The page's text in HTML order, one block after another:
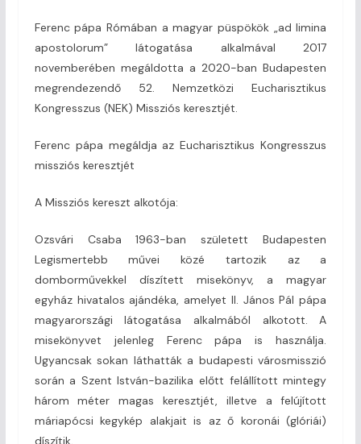
Ferenc pápa Rómában a magyar püspökök „ad limina
apostolorum” látogatása alkalmával 2017
novemberében megáldotta a 2020-ban Budapesten
megrendezendő 52. Nemzetközi Eucharisztikus
Kongresszus (NEK) Missziós keresztjét.
Ferenc pápa megáldja az Eucharisztikus Kongresszus
missziós keresztjét
A Missziós kereszt alkotója:
Ozsvári Csaba 1963-ban született Budapesten
Legismertebb művei közé tartozik az a
domborművekkel díszített misekönyv, a magyar
egyház hivatalos ajándéka, amelyet II. János Pál pápa
magyarországi látogatása alkalmából alkotott. A
misekönyvet jelenleg Ferenc pápa is használja.
Ugyancsak sokan láthatták a budapesti városmisszió
során a Szent István-bazilika előtt felállított mintegy
három méter magas keresztjét, illetve a felújított
máriapócsi kegykép alakjait is az ő koronái (glóriái)
díszítik.